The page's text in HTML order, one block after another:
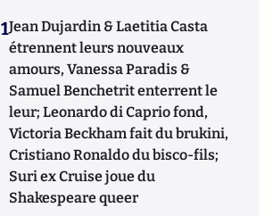
1Jean Dujardin & Laetitia Casta
étrennent leurs nouveaux
amours, Vanessa Paradis &
Samuel Benchetrit enterrent le
leur; Leonardo di Caprio fond,
Victoria Beckham fait du brukini,
Cristiano Ronaldo du bisco-fils;
Suri ex Cruise joue du
Shakespeare queer